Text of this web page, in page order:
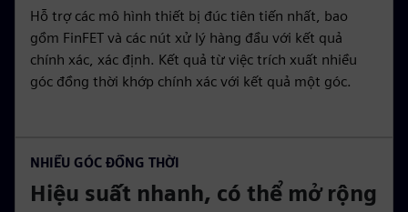
Hỗ trợ các mô hình thiết bị đúc tiên tiến nhất, bao
gồm FinFET và các nút xử lý hàng đầu với kết quả
chính xác, xác định. Kết quả từ việc trích xuất nhiều
góc đồng thời khớp chính xác với kết quả một góc.
NHIỀU GÓC ĐỒNG THỜI
Hiệu suất nhanh, có thể mở rộng